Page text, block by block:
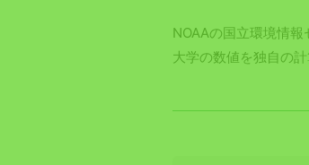
NOAAの国立環境情
大学の数値を独自の